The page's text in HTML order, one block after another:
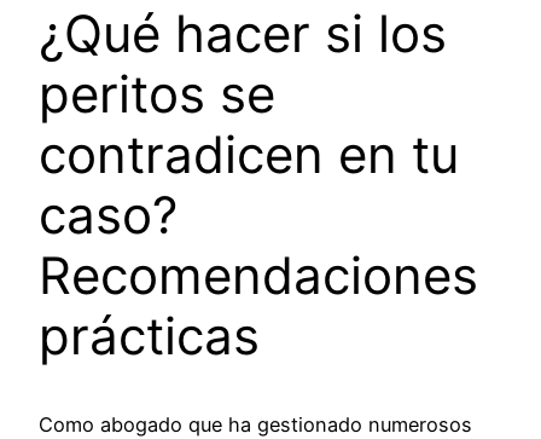
¿Qué hacer si los
peritos se
contradicen en tu
caso?
Recomendaciones
prácticas
Como abogado que ha gestionado numerosos